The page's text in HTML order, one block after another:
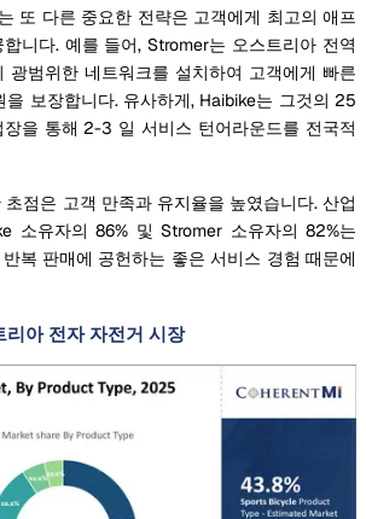
또 다른 중요한 전략은 고객에게 최고의 애프
니다. 예를 들어, Stromer는 오스트리아 전역
광범위한 네트워크를 설치하여 고객에게 빠른
을 보장합니다. 유사하게, Haibike는 그것의 25
을 통해 2-3 일 서비스 턴어라운드를 전국적
점은 고객 만족과 유지율을 높였습니다. 산업
소유자의 86% 및 Stromer 소유자의 82%는
복 판매에 공헌하는 좋은 서비스 경험 때문에
아 전자 자전거 시장